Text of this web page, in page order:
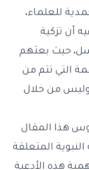
للعلماء،
أن تزكية
حيث بعثهم
التي تتم من
وليس من خلال
هذا المقال
النبوية المتعلقة
هذه الأدعية